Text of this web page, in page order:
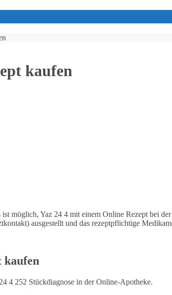
kaufen
möglich, Yaz 24 4 mit einem Online Rezept bei
ausgestellt und das rezeptpflichtige
kaufen
4 252 Stückdiagnose in der Online-Apotheke.